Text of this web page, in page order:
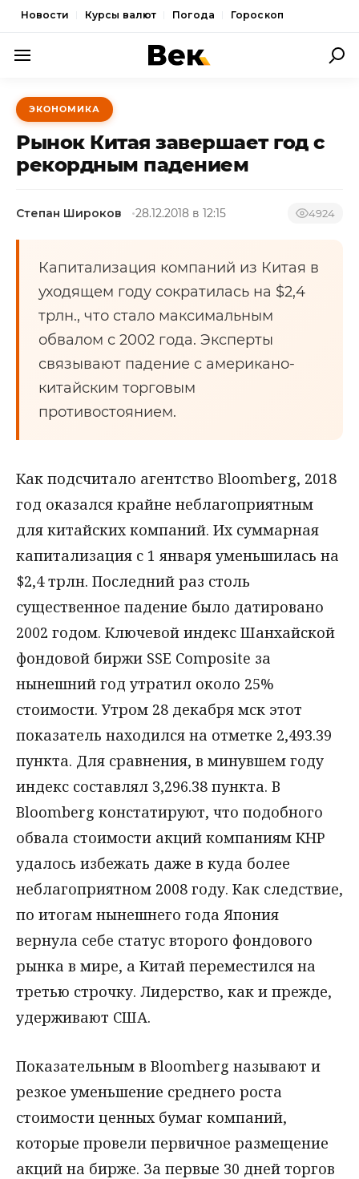
Новости Курсы валют Погода Гороскоп
ПОЛИТИКА
ЭКОНОМИКА
ОБЩЕСТВО
КУЛЬТУРА
ЭКОНОМИКА
Рынок Китая завершает год с
рекордным падением
Степан Широков 28.12.2018 в 12:15 4924
Капитализация компаний из Китая в
уходящем году сократилась на $2,4
трлн., что стало максимальным
обвалом с 2002 года. Эксперты
связывают падение с американо-
китайским торговым
противостоянием.
Как подсчитало агентство Bloomberg, 2018
год оказался крайне неблагоприятным
для китайских компаний. Их суммарная
капитализация с 1 января уменьшилась на
$2,4 трлн. Последний раз столь
существенное падение было датировано
2002 годом. Ключевой индекс Шанхайской
фондовой биржи SSE Composite за
нынешний год утратил около 25%
стоимости. Утром 28 декабря мск этот
показатель находился на отметке 2,493.39
пункта. Для сравнения, в минувшем году
индекс составлял 3,296.38 пункта. В
Bloomberg констатируют, что подобного
обвала стоимости акций компаниям КНР
удалось избежать даже в куда более
неблагоприятном 2008 году. Как следствие,
по итогам нынешнего года Япония
вернула себе статус второго фондового
рынка в мире, а Китай переместился на
третью строчку. Лидерство, как и прежде,
удерживают США.
Показательным в Bloomberg называют и
резкое уменьшение среднего роста
стоимости ценных бумаг компаний,
которые провели первичное размещение
акций на бирже. За первые 30 дней торгов